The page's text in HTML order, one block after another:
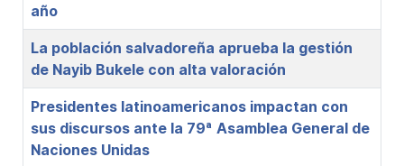
año
La población salvadoreña aprueba la gestión
de Nayib Bukele con alta valoración
Presidentes latinoamericanos impactan con
sus discursos ante la 79ª Asamblea General de
Naciones Unidas